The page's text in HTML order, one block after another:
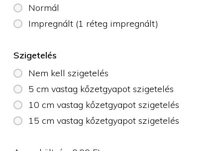
Normál
Impregnált (1 réteg impregnált)
Szigetelés
Nem kell szigetelés
5 cm vastag kőzetgyapot szigetelés
10 cm vastag kőzetgyapot szigetelés
15 cm vastag kőzetgyapot szigetelés